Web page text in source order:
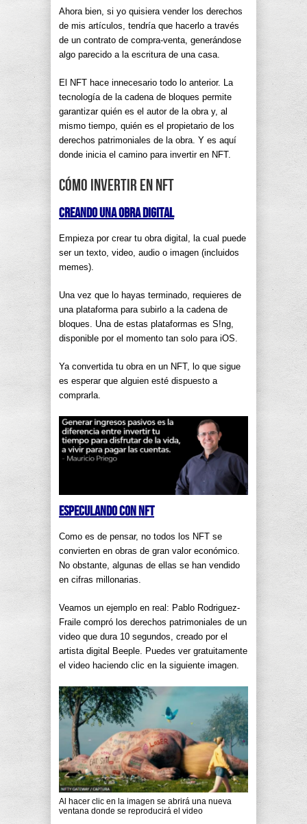
Ahora bien, si yo quisiera vender los derechos
de mis artículos, tendría que hacerlo a través
de un contrato de compra-venta, generándose
algo parecido a la escritura de una casa.
El NFT hace innecesario todo lo anterior. La
tecnología de la cadena de bloques permite
garantizar quién es el autor de la obra y, al
mismo tiempo, quién es el propietario de los
derechos patrimoniales de la obra. Y es aquí
donde inicia el camino para invertir en NFT.
Cómo invertir en NFT
Creando una obra digital
Empieza por crear tu obra digital, la cual puede
ser un texto, video, audio o imagen (incluidos
memes).
Una vez que lo hayas terminado, requieres de
una plataforma para subirlo a la cadena de
bloques. Una de estas plataformas es S!ng,
disponible por el momento tan solo para iOS.
Ya convertida tu obra en un NFT, lo que sigue
es esperar que alguien esté dispuesto a
comprarla.
Especulando con NFT
Como es de pensar, no todos los NFT se
convierten en obras de gran valor económico.
No obstante, algunas de ellas se han vendido
en cifras millonarias.
Veamos un ejemplo en real: Pablo Rodriguez-
Fraile compró los derechos patrimoniales de un
video que dura 10 segundos, creado por el
artista digital Beeple. Puedes ver gratuitamente
el video haciendo clic en la siguiente imagen.
Al hacer clic en la imagen se abrirá una nueva
ventana donde se reproducirá el video